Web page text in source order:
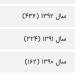
سال ۱۳۹۲ (۴۳۶)
سال ۱۳۹۱ (۳۲۴)
سال ۱۳۹۰ (۱۶۲)